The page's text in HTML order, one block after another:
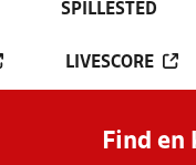
SPILLESTED
LIVESCORE
Find